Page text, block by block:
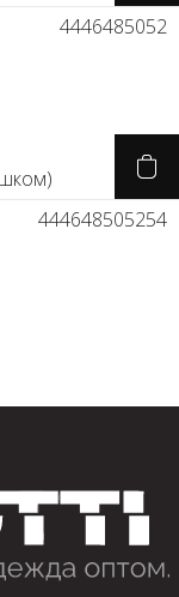
4446485052
444648505254